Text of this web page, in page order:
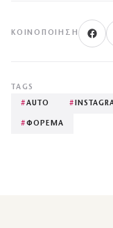
ΚΟΙΝΟΠΟΊΗΣΗ
TAGS
#AUTO #
#ΦΟΡΕΜΑ